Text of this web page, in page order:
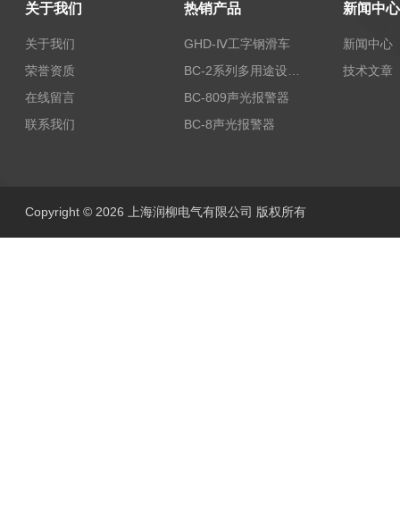
关于我们
关于我们
荣誉资质
在线留言
联系我们
热销产品
GHD-Ⅳ工字钢滑车
BC-809声光报警器
BC-8声光报警器
新闻中心
新闻中心
技术文章
Copyright © 2026 上海润柳电气有限公司 版权所有